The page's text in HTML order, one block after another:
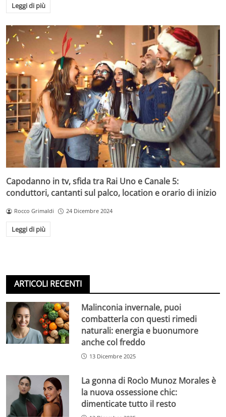
Leggi di più
Capodanno in tv, sfida tra Rai Uno e Canale 5:
conduttori, cantanti sul palco, location e orario di inizio
Rocco Grimaldi 24 Dicembre 2024
Leggi di più
ARTICOLI RECENTI
Malinconia invernale, puoi
combatterla con questi rimedi
naturali: energia e buonumore
anche col freddo
13 Dicembre 2025
La gonna di Rocìo Munoz Morales è
la nuova ossessione chic:
dimenticate tutto il resto